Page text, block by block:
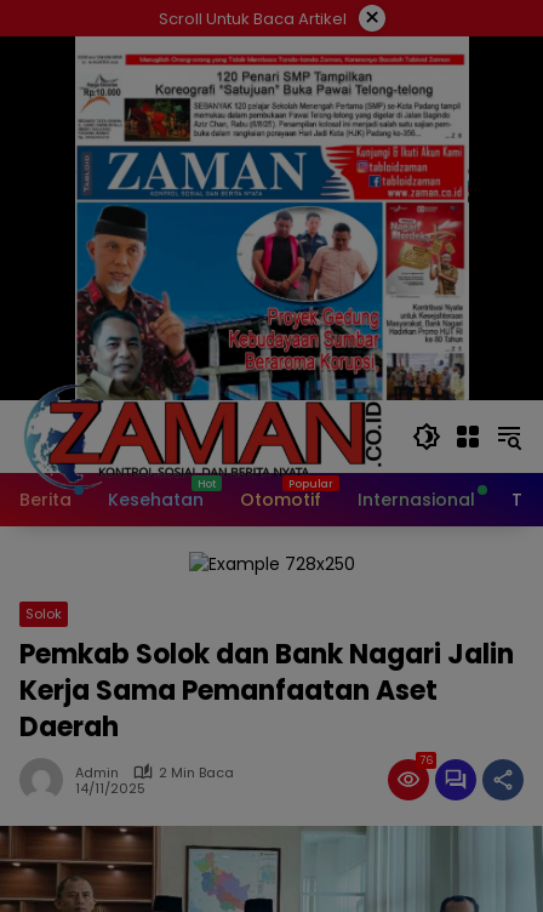
ke
Scroll Untuk Baca Artikel ×
Berita Kesehatan Otomotif Internasional
Solok
Pemkab Solok dan Bank Nagari Jalin
Kerja Sama Pemanfaatan Aset
Daerah
Admin
2 Min Baca
14/11/2025
76